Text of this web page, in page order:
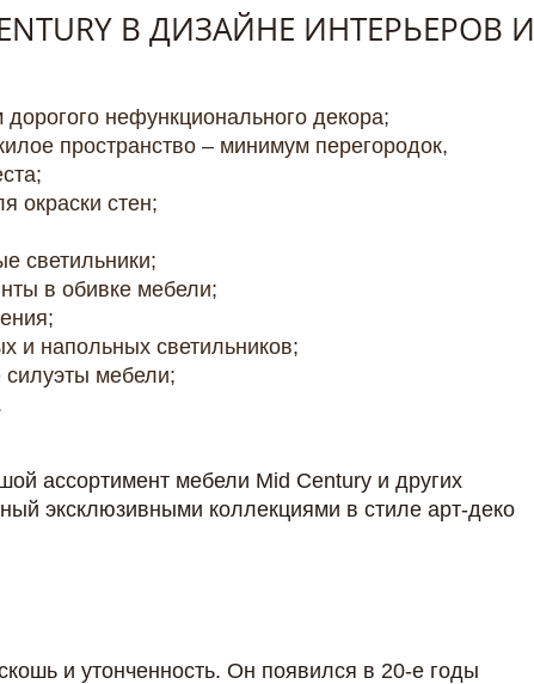
В ДИЗАЙНЕ ИНТЕРЬЕРОВ И
нефункционального декора;
пространство – минимум перегородок,
окраски стен;
светильники;
в обивке мебели;
и напольных светильников;
силуэты мебели;
ассортимент мебели Mid Century и других
эксклюзивными коллекциями в стиле арт-деко
и утонченность. Он появился в 20-е годы